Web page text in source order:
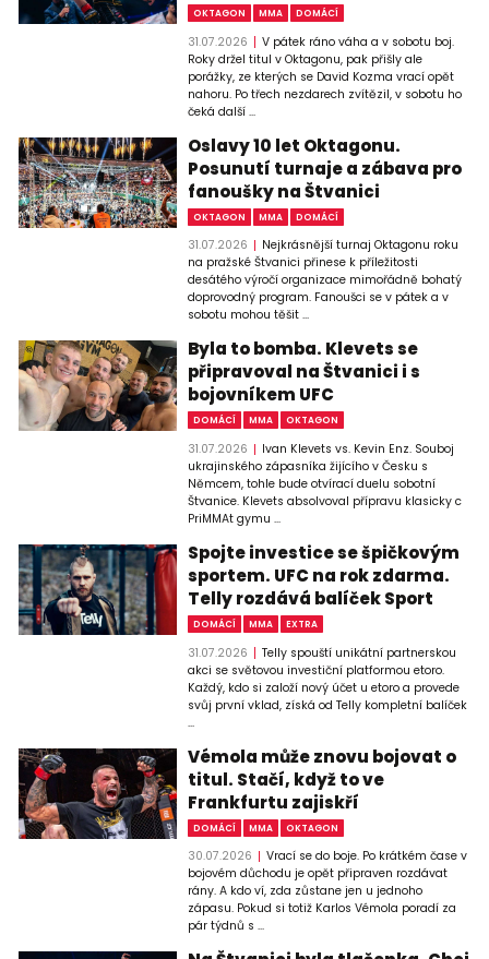
OKTAGON MMA DOMÁCÍ
31.07.2026
V pátek ráno váha a v sobotu boj.
Roky držel titul v Oktagonu, pak přišly ale
porážky, ze kterých se David Kozma vrací opět
nahoru. Po třech nezdarech zvítězil, v sobotu ho
čeká další ...
Oslavy 10 let Oktagonu.
Posunutí turnaje a zábava pro
fanoušky na Štvanici
OKTAGON MMA DOMÁCÍ
31.07.2026
Nejkrásnější turnaj Oktagonu roku
na pražské Štvanici přinese k příležitosti
desátého výročí organizace mimořádně bohatý
doprovodný program. Fanoušci se v pátek a v
sobotu mohou těšit ...
Byla to bomba. Klevets se
připravoval na Štvanici i s
bojovníkem UFC
DOMÁCÍ MMA OKTAGON
31.07.2026
Ivan Klevets vs. Kevin Enz. Souboj
ukrajinského zápasníka žijícího v Česku s
Němcem, tohle bude otvírací duelu sobotní
Štvanice. Klevets absolvoval přípravu klasicky c
PriMMAt gymu ...
Spojte investice se špičkovým
sportem. UFC na rok zdarma.
Telly rozdává balíček Sport
DOMÁCÍ MMA EXTRA
31.07.2026
Telly spouští unikátní partnerskou
akci se světovou investiční platformou etoro.
Každý, kdo si založí nový účet u etoro a provede
svůj první vklad, získá od Telly kompletní balíček
...
Vémola může znovu bojovat o
titul. Stačí, když to ve
Frankfurtu zajiskří
DOMÁCÍ MMA OKTAGON
30.07.2026
Vrací se do boje. Po krátkém čase v
bojovém důchodu je opět připraven rozdávat
rány. A kdo ví, zda zůstane jen u jednoho
zápasu. Pokud si totiž Karlos Vémola poradí za
pár týdnů s ...